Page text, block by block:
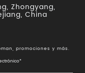
Zhongyang,
China
promociones y más.